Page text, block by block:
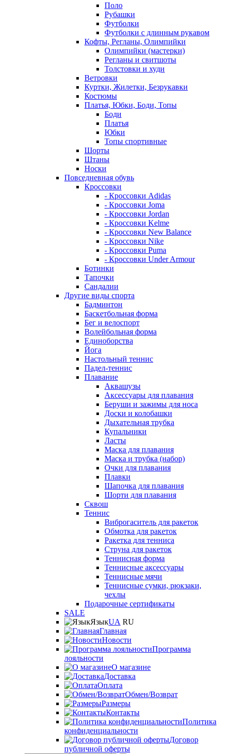
Поло
Рубашки
Футболки
Футболки с длинным рукавом
Кофты, Регланы, Олимпийки
Олимпийки (мастерки)
Регланы и свитшоты
Толстовки и худи
Ветровки
Куртки, Жилетки, Безрукавки
Костюмы
Платья, Юбки, Боди, Топы
Боди
Платья
Юбки
Топы спортивные
Шорты
Штаны
Носки
Повседневная обувь
Кроссовки
- Кроссовки Adidas
- Кроссовки Joma
- Кроссовки Jordan
- Кроссовки Kelme
- Кроссовки New Balance
- Кроссовки Nike
- Кроссовки Puma
- Кроссовки Under Armour
Ботинки
Тапочки
Сандалии
Другие виды спорта
Бадминтон
Баскетбольная форма
Бег и велоспорт
Волейбольная форма
Единоборства
Йога
Настольный теннис
Падел-теннис
Плавание
Аквашузы
Аксессуары для плавания
Беруши и зажимы для носа
Доски и колобашки
Дыхательная трубка
Купальники
Ласты
Маска для плавания
Маска и трубка (набор)
Очки для плавания
Плавки
Шапочка для плавания
Шорти для плавания
Сквош
Теннис
Виброгаситель для ракеток
Обмотка для ракеток
Ракетка для тенниса
Струна для ракеток
Теннисная форма
Теннисные аксессуары
Теннисные мячи
Теннисные сумки, рюкзаки,
чехлы
Подарочные сертификаты
SALE
ЯзыкUA RU
Главная
Новости
Программа
лояльности
О магазине
Доставка
Оплата
Обмен/Возврат
Размеры
Контакты
Политика
конфиденциальности
Договор
публичной оферты